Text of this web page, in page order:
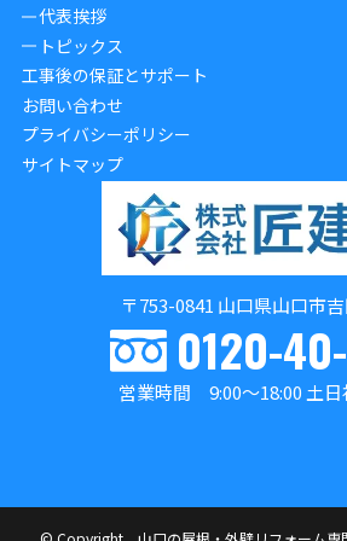
代表挨拶
トピックス
工事後の保証とサポート
お問い合わせ
プライバシーポリシー
サイトマップ
〒753-0841 山口県山口市
0120-
営業時間 9:00～18:00 土日